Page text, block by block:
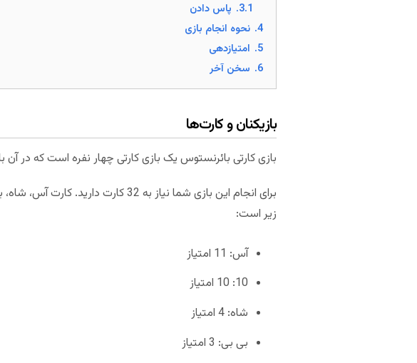
3.1. پاس دادن
4. نحوه انجام بازی
5. امتیازدهی
6. سخن آخر
بازیکنان و کارت‌ها
بازی کارتی بائرنستوس یک بازی کارتی چهار نفره است که در
زیر است:
آس: 11 امتیاز
10: 10 امتیاز
شاه: 4 امتیاز
بی بی: 3 امتیاز